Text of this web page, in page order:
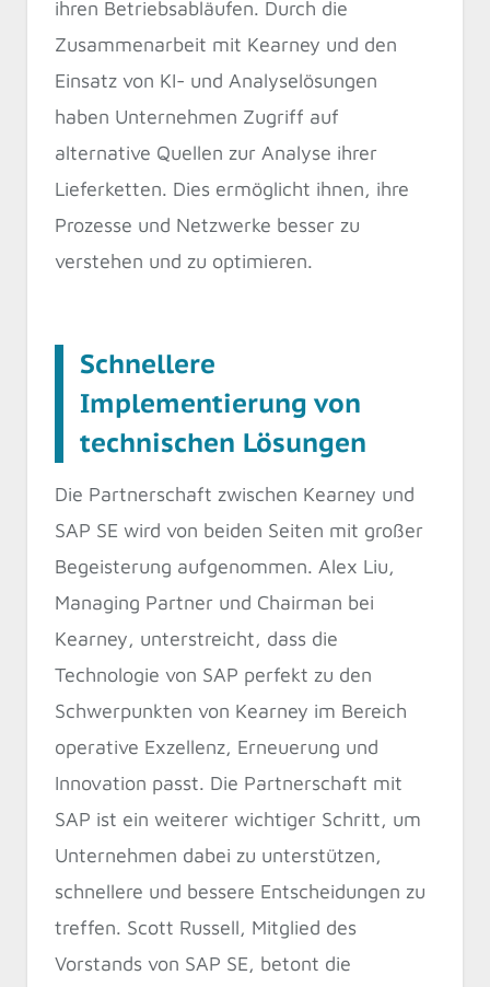
ihren Betriebsabläufen. Durch die
Zusammenarbeit mit Kearney und den
Einsatz von KI- und Analyselösungen
haben Unternehmen Zugriff auf
alternative Quellen zur Analyse ihrer
Lieferketten. Dies ermöglicht ihnen, ihre
Prozesse und Netzwerke besser zu
verstehen und zu optimieren.
Schnellere
Implementierung von
technischen Lösungen
Die Partnerschaft zwischen Kearney und
SAP SE wird von beiden Seiten mit großer
Begeisterung aufgenommen. Alex Liu,
Managing Partner und Chairman bei
Kearney, unterstreicht, dass die
Technologie von SAP perfekt zu den
Schwerpunkten von Kearney im Bereich
operative Exzellenz, Erneuerung und
Innovation passt. Die Partnerschaft mit
SAP ist ein weiterer wichtiger Schritt, um
Unternehmen dabei zu unterstützen,
schnellere und bessere Entscheidungen zu
treffen. Scott Russell, Mitglied des
Vorstands von SAP SE, betont die